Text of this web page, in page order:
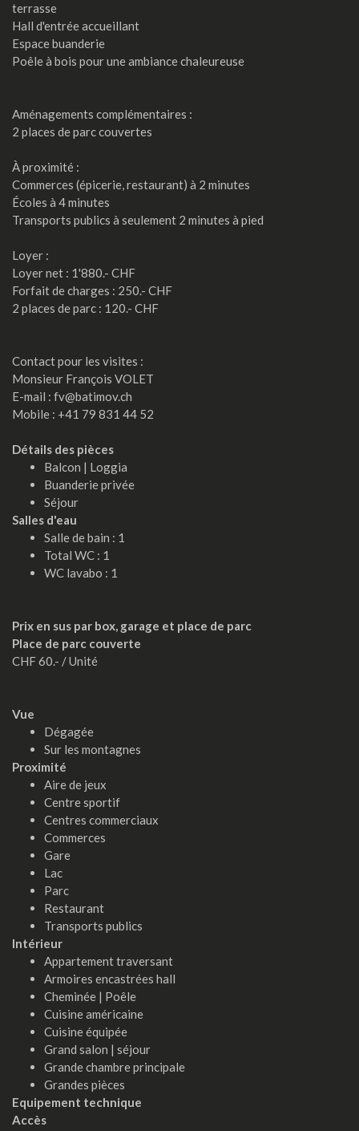
terrasse
Hall d'entrée accueillant
Espace buanderie
Poêle à bois pour une ambiance chaleureuse
Aménagements complémentaires :
2 places de parc couvertes
À proximité :
Commerces (épicerie, restaurant) à 2 minutes
Écoles à 4 minutes
Transports publics à seulement 2 minutes à pied
Loyer :
Loyer net : 1'880.- CHF
Forfait de charges : 250.- CHF
2 places de parc : 120.- CHF
Contact pour les visites :
Monsieur François VOLET
E-mail : fv@batimov.ch
Mobile : +41 79 831 44 52
Détails des pièces
Balcon | Loggia
Buanderie privée
Séjour
Salles d'eau
Salle de bain : 1
Total WC : 1
WC lavabo : 1
Prix en sus par box, garage et place de parc
Place de parc couverte
CHF 60.- / Unité
Vue
Dégagée
Sur les montagnes
Proximité
Aire de jeux
Centre sportif
Centres commerciaux
Commerces
Gare
Lac
Parc
Restaurant
Transports publics
Intérieur
Appartement traversant
Armoires encastrées hall
Cheminée | Poêle
Cuisine américaine
Cuisine équipée
Grand salon | séjour
Grande chambre principale
Grandes pièces
Equipement technique
Accès